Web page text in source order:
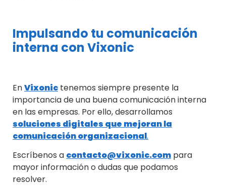
Impulsando tu comunicación
interna con ​​Vixonic
EnVixonic tenemos siempre presente la
importancia de una buena comunicación interna
en las empresas. Por ello,desarrollamos
soluciones digitales que mejoran la
comunicación organizacional.
Escríbenos a contacto@vixonic.com para
mayor información o dudas que podamos
resolver.